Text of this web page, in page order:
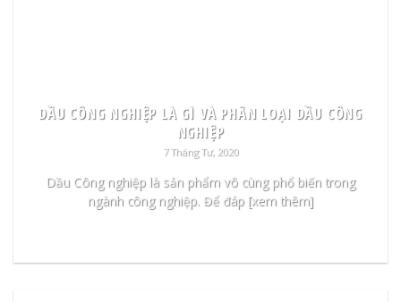
DẦU CÔNG NGHIỆP LÀ GÌ VÀ PHÂN LOẠI DẦU CÔNG
NGHIỆP
7 Tháng Tư, 2020
Dầu Công nghiệp là sản phẩm vô cùng phổ biến trong
ngành công nghiệp. Để đáp [xem thêm]